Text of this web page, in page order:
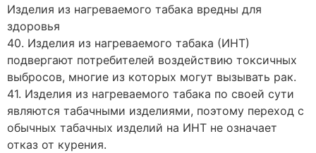
Изделия из нагреваемого табака вредны для
здоровья
40. Изделия из нагреваемого табака (ИНТ)
подвергают потребителей воздействию токсичных
выбросов, многие из которых могут вызывать рак.
41. Изделия из нагреваемого табака по своей сути
являются табачными изделиями, поэтому переход с
обычных табачных изделий на ИНТ не означает
отказ от курения.